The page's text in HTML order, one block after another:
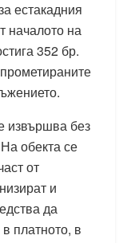
естакадния
началото на
352 бр.
извършва без
обекта се
от
и
да
платното, в